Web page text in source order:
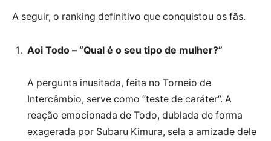
A seguir, o ranking definitivo que conquistou os fãs.
Aoi Todo – “Qual é o seu tipo de mulher?”
A pergunta inusitada, feita no Torneio de
Intercâmbio, serve como “teste de caráter”. A
reação emocionada de Todo, dublada de forma
exagerada por Subaru Kimura, sela a amizade dele